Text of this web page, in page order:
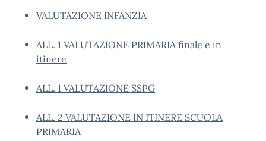
VALUTAZIONE INFANZIA
ALL. 1 VALUTAZIONE PRIMARIA finale e in
itinere
ALL. 1 VALUTAZIONE SSPG
ALL. 2 VALUTAZIONE IN ITINERE SCUOLA
PRIMARIA